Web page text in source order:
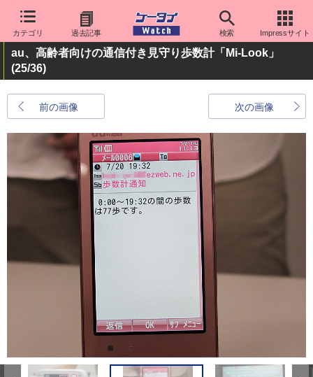
カテゴリ 過去記事 検索 Impressサイト
au、高齢者向けの通信付き見守り歩数計「Mi-Look」
(25/36)
前の画像 次の画像